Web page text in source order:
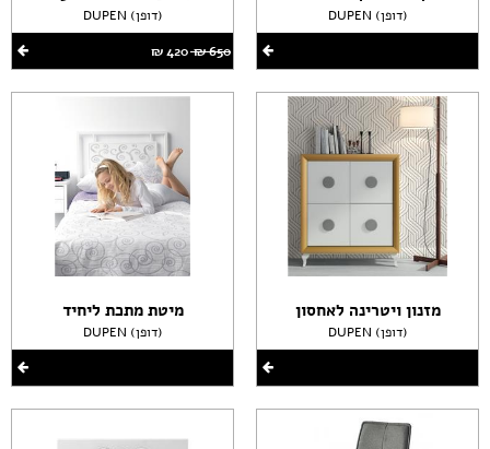
DUPEN (דופן)
מזנון ויטרינה לאחסון
DUPEN (דופן)
DUPEN (דופן)
650 ‏₪
420 ‏₪
מיטת מתכת ליחיד
DUPEN (דופן)